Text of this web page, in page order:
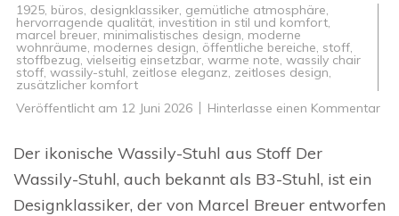
1925 büros designklassiker gemütliche atmosphäre
hervorragende qualität investition in stil und komfort
marcel breuer minimalistisches design moderne
wohnräume modernes design öffentliche bereiche stoff
stoffbezug vielseitig einsetzbar warme note wassily chair
stoff wassily-stuhl ,zeitlose eleganz zeitloses design
zusätzlicher komfort
Veröffentlicht am 12 Juni 2026 Hinterlasse einen Kommentarzu
Der ikonische Wassily-Stuhl aus Stoff Der
Wassily-Stuhl, auch bekannt als B3-Stuhl, ist ein
Designklassiker, der von Marcel Breuer entworfen